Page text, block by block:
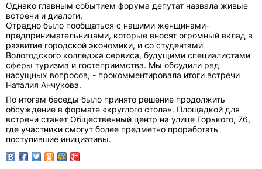
Однако главным событием форума депутат назвала живые
встречи и диалоги.
Отрадно было пообщаться с нашими женщинами-
предпринимательницами, которые вносят огромный вклад в
развитие городской экономики, и со студентами
Вологодского колледжа сервиса, будущими специалистами
сферы туризма и гостеприимства. Мы обсудили ряд
насущных вопросов, - прокомментировала итоги встречи
Наталия Анчукова.
По итогам беседы было принято решение продолжить
обсуждение в формате «круглого стола». Площадкой для
встречи станет Общественный центр на улице Горького, 76,
где участники смогут более предметно проработать
поступившие инициативы.